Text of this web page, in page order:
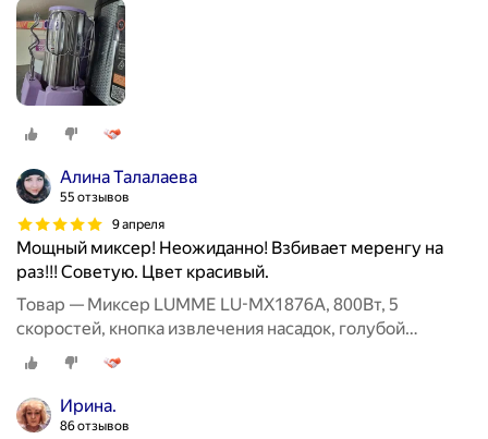
Алина Талалаева
55 отзывов
9 апреля
Мощный миксер! Неожиданно! Взбивает меренгу на
раз!!! Советую. Цвет красивый.
Товар — Миксер LUMME LU-MX1876A, 800Вт, 5
скоростей, кнопка извлечения насадок, голубой
аквамарин
Ирина.
86 отзывов